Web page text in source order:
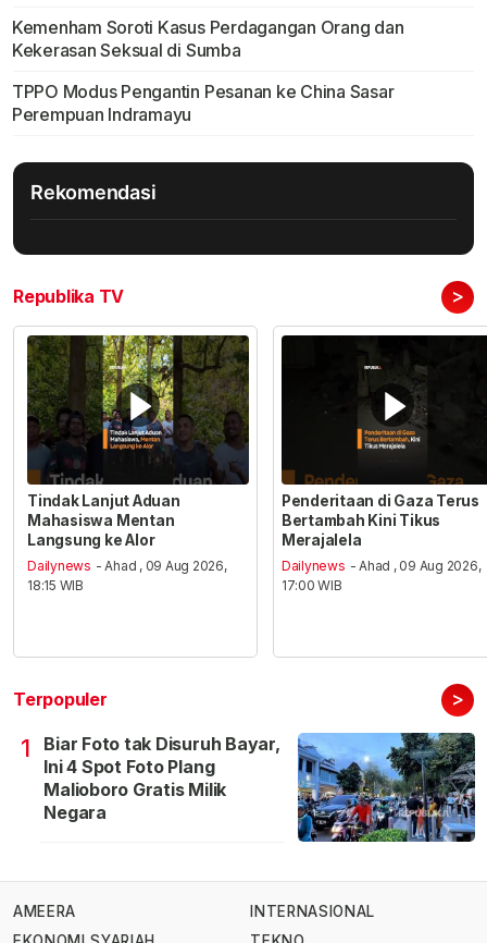
Kemenham Soroti Kasus Perdagangan Orang dan
Kekerasan Seksual di Sumba
TPPO Modus Pengantin Pesanan ke China Sasar
Perempuan Indramayu
Rekomendasi
Republika TV >
Tindak Lanjut Aduan
Mahasiswa Mentan
Langsung ke Alor
Dailynews - Ahad , 09 Aug 2026,
18:15 WIB
Penderitaan di Gaza Terus
Bertambah Kini Tikus
Merajalela
Dailynews - Ahad , 09 Aug 2026,
17:00 WIB
Terpopuler >
1
Biar Foto tak Disuruh Bayar,
Ini 4 Spot Foto Plang
Malioboro Gratis Milik
Negara
AMEERA
INTERNASIONAL